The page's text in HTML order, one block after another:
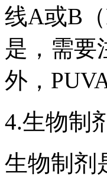
线A或B
是，需要
外，
4.生物制
生物制剂